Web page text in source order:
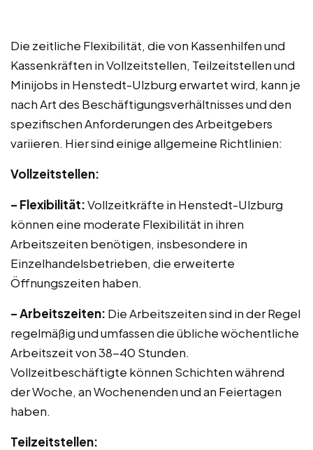
Die zeitliche Flexibilität, die von Kassenhilfen und
Kassenkräften in Vollzeitstellen, Teilzeitstellen und
Minijobs in Henstedt-Ulzburg erwartet wird, kann je
nach Art des Beschäftigungsverhältnisses und den
spezifischen Anforderungen des Arbeitgebers
variieren. Hier sind einige allgemeine Richtlinien:
Vollzeitstellen:
– Flexibilität:Vollzeitkräfte in Henstedt-Ulzburg
können eine moderate Flexibilität in ihren
Arbeitszeiten benötigen, insbesondere in
Einzelhandelsbetrieben, die erweiterte
Öffnungszeiten haben.
– Arbeitszeiten: Die Arbeitszeiten sind in der Regel
regelmäßig und umfassen die übliche wöchentliche
Arbeitszeit von 38-40 Stunden.
Vollzeitbeschäftigte können Schichten während
der Woche, an Wochenenden und an Feiertagen
haben.
Teilzeitstellen: